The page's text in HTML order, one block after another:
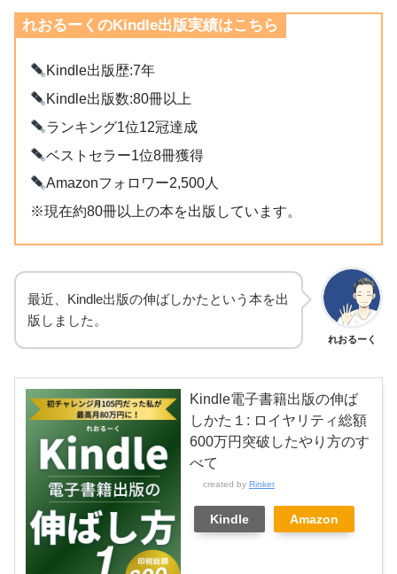
れおるーくのKindle出版実績はこちら
Kindle出版歴:7年
Kindle出版数:80冊以上
ランキング1位12冠達成
ベストセラー1位8冊獲得
Amazonフォロワー2,500人
※現在約80冊以上の本を出版しています。
れおるーく
最近、Kindle出版の伸ばしかたという本を出
版しました。
Kindle電子書籍出版の伸ば
しかた１: ロイヤリティ総額
600万円突破したやり方のす
べて
created by Rinker
Kindle Amazon